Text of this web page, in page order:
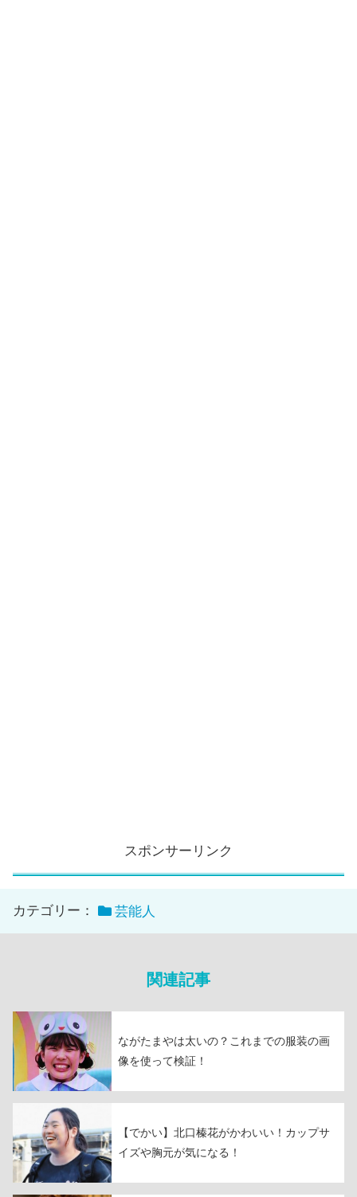
スポンサーリンク
カテゴリー： 芸能人
関連記事
ながたまやは太いの？これまでの服装の画
像を使って検証！
【でかい】北口榛花がかわいい！カップサ
イズや胸元が気になる！